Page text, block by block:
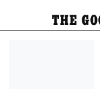
THE